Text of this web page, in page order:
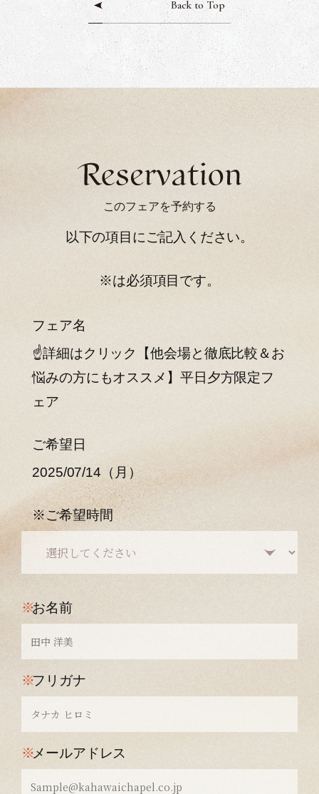
Back to Top
このフェアを予約する
以下の項目にご記入ください。
※は必須項目です。
フェア名
☝詳細はクリック【他会場と徹底比較＆お
悩みの方にもオススメ】平日夕方限定フ
ェア
ご希望日
2025/07/14（月）
※ご希望時間
※お名前
※フリガナ
※メールアドレス